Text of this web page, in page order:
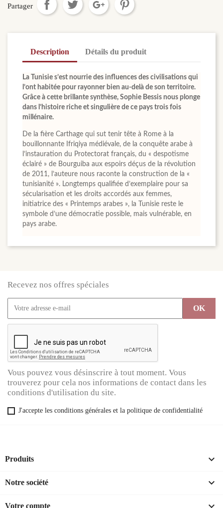
Partager
Description Détails du produit
La Tunisie s’est nourrie des influences des civilisations qui
l’ont habitée pour rayonner bien au-delà de son territoire.
Grâce à cette brillante synthèse, Sophie Bessis nous plonge
dans l’histoire riche et singulière de ce pays trois fois
millénaire.
De la fière Carthage qui sut tenir tête à Rome à la
bouillonnante Ifriqiya médiévale, de la conquête arabe à
l’instauration du Protectorat français, du « despotisme
éclairé » de Bourguiba aux espoirs déçus de la révolution
de 2011, l’auteure nous raconte la construction de la «
tunisianité ». Longtemps qualifiée d’exemplaire pour sa
sécularisation et les droits accordés aux femmes,
initiatrice des « Printemps arabes », la Tunisie reste le
symbole d’une démocratie possible, mais vulnérable, en
pays arabe.
Recevez nos offres spéciales
Vous pouvez vous désinscrire à tout moment. Vous
trouverez pour cela nos informations de contact dans les
conditions d'utilisation du site.
J'accepte les conditions générales et la politique de confidentialité
Produits 
Notre société 
Votre compte